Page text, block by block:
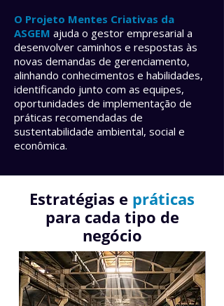
O Projeto Mentes Criativas da
ASGEM ajuda o gestor empresarial a
desenvolver caminhos e respostas às
novas demandas de gerenciamento,
alinhando conhecimentos e habilidades,
identificando junto com as equipes,
oportunidades de implementação de
práticas recomendadas de
sustentabilidade ambiental, social e
econômica.
Estratégias e práticas
para cada tipo de
negócio